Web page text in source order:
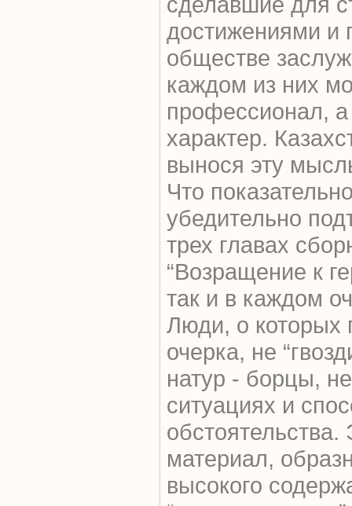
достижениями и
обществе
каждом из них
профессионал,
характер.
вынося эту
Что
убедительно
трех главах
“Возращение к
так и в каждом
Люди, о которых
очерка, не
натур - борцы,
ситуациях и
обстоятельства.
материал,
высокого